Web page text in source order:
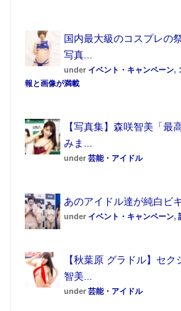
るほか、『 ダイヤのA act Ⅱ』
寄宿学校のジュリエット 』で
施されている。
国内最大級のコスプレの
写真...
under イベント・キャンペーン,
報と画像が満載
【写真集】森咲智美「最
みま...
under 芸能・アイドル
あのアイドル達が純白ビ
under イベント・キャンペーン,
【秋葉原 グラドル】セ
智美...
under 芸能・アイドル